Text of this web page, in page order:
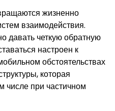
жизненно
взаимодействия.
давать четкую обратную
настроен к
обстоятельствах
которая
числе при частичном